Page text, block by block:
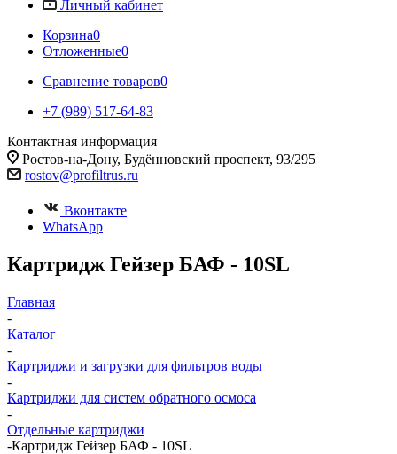
Личный кабинет
Корзина0
Отложенные0
Сравнение товаров0
+7 (989) 517-64-83
Контактная информация
Ростов-на-Дону, Будённовский проспект, 93/295
rostov@profiltrus.ru
Вконтакте
WhatsApp
Картридж Гейзер БАФ - 10SL
Главная
-
Каталог
-
Картриджи и загрузки для фильтров воды
-
Картриджи для систем обратного осмоса
-
Отдельные картриджи
-Картридж Гейзер БАФ - 10SL